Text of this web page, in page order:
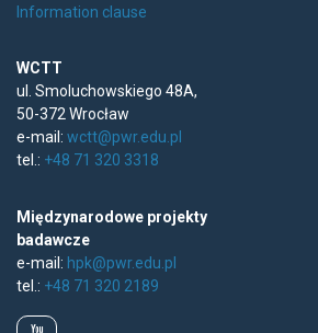
Information clause
WCTT
ul. Smoluchowskiego 48A,
50-372 Wrocław
e-mail: wctt@pwr.edu.pl
tel.: +48 71 320 3318
Międzynarodowe projekty
badawcze
e-mail: hpk@pwr.edu.pl
tel.: +48 71 320 2189